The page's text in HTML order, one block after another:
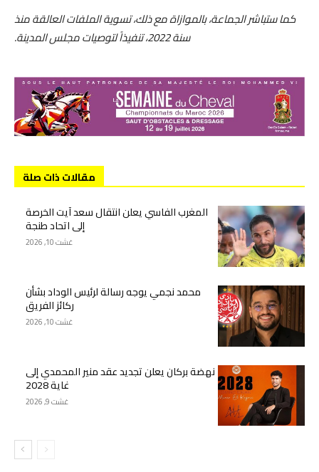
كما ستباشر الجماعة، بالموازاة مع ذلك، تسوية الملفات العالقة منذ
سنة 2022، تنفيذاً لتوصيات مجلس المدينة.
مقالات ذات صلة
المغرب الفاسي يعلن انتقال سعد آيت الخرصة
إلى اتحاد طنجة
غشت 10, 2026
محمد نجمي يوجه رسالة لرئيس الوداد بشأن
ركائز الفريق
غشت 10, 2026
نهضة بركان يعلن تجديد عقد منير المحمدي إلى
غاية 2028
غشت 9, 2026